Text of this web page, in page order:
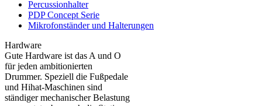
Percussionhalter
PDP Concept Serie
Mikrofonständer und Halterungen
Hardware
Gute Hardware ist das A und O
für jeden ambitionierten
Drummer. Speziell die Fußpedale
und Hihat-Maschinen sind
ständiger mechanischer Belastung